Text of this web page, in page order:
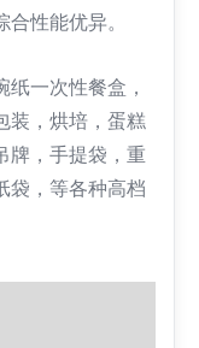
性能优异。
一次性餐盒，
装，烘培，蛋糕
牌，手提袋，重
袋，等各种高档